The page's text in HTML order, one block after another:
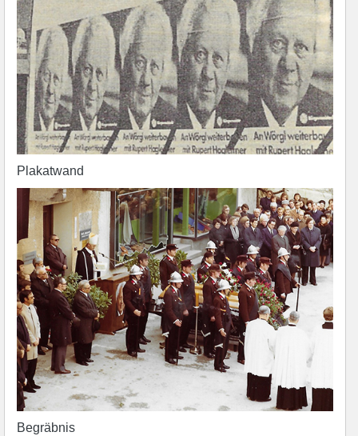
Plakatwand
Begräbnis